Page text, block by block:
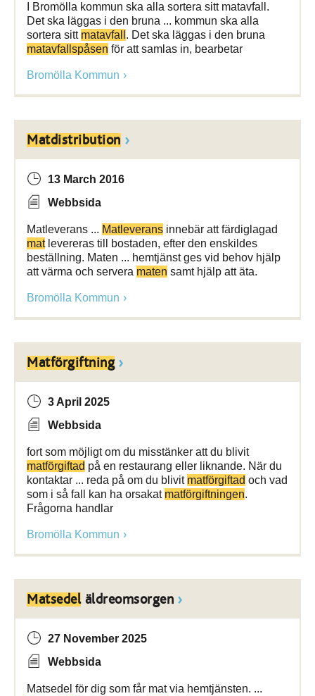
I Bromölla kommun ska alla sortera sitt matavfall.
Det ska läggas i den bruna ... kommun ska alla
sortera sitt matavfall . Det ska läggas i den bruna
matavfallspåsen för att samlas in, bearbetar
Bromölla Kommun
Matdistribution
13 March 2016
Webbsida
Matleverans ... Matleverans innebär att färdiglagad
matlevereras till bostaden, efter den enskildes
beställning. Maten ... hemtjänst ges vid behov hjälp
att värma och servera maten samt hjälp att äta.
Bromölla Kommun
Matförgiftning
3 April 2025
Webbsida
fort som möjligt om du misstänker att du blivit
matförgiftad på en restaurang eller liknande. När du
kontaktar ... reda på om du blivit matförgiftad och vad
som i så fall kan ha orsakat matförgiftningen.
Frågorna handlar
Bromölla Kommun
Matsedeläldreomsorgen
27 November 2025
Webbsida
Matsedel för dig som får mat via hemtjänsten. ...